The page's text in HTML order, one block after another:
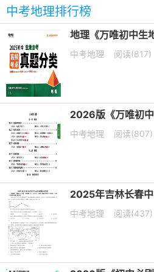
中考地理排行榜
中考地理 阅读(817)
2026版《万唯初中
中考地理 阅读(807)
2025年吉林长春
中考地理 阅读(437)